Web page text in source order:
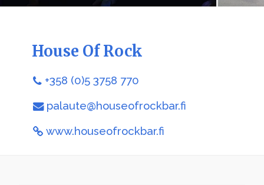
House Of Rock
+358 (0)5 3758 770
palaute@houseofrockbar.fi
www.houseofrockbar.fi